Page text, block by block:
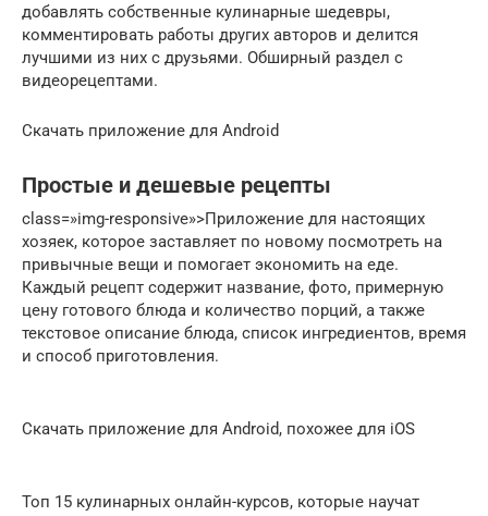
добавлять собственные кулинарные шедевры,
комментировать работы других авторов и делится
лучшими из них с друзьями. Обширный раздел с
видеорецептами.
Скачать приложение для Android
Простые и дешевые рецепты
class=»img-responsive»>Приложение для настоящих
хозяек, которое заставляет по новому посмотреть на
привычные вещи и помогает экономить на еде.
Каждый рецепт содержит название, фото, примерную
цену готового блюда и количество порций, а также
текстовое описание блюда, список ингредиентов, время
и способ приготовления.
Скачать приложение для Android, похожее для iOS
Топ 15 кулинарных онлайн-курсов, которые научат